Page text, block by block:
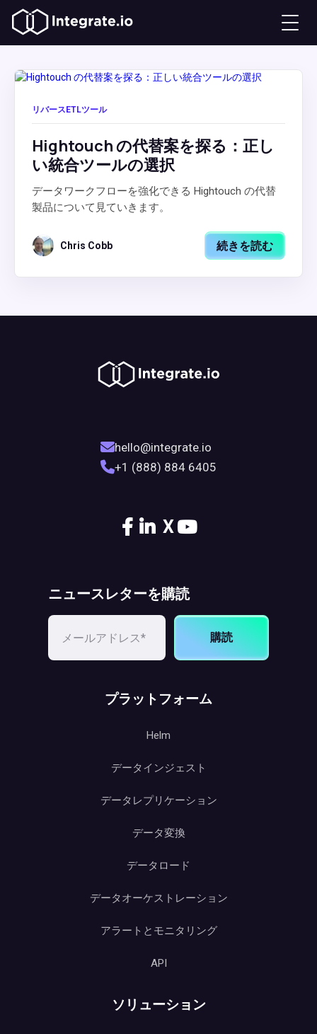
リバースETLツール
Hightouch の代替案を探る：正し
い統合ツールの選択
データワークフローを強化できる Hightouch の代替
製品について見ていきます。
Chris Cobb 続きを読む
hello@integrate.io
+1 (888) 884 6405
X
ニュースレターを購読
購読
プラットフォーム
Helm
データインジェスト
データレプリケーション
データ変換
データロード
データオーケストレーション
アラートとモニタリング
API
ソリューション